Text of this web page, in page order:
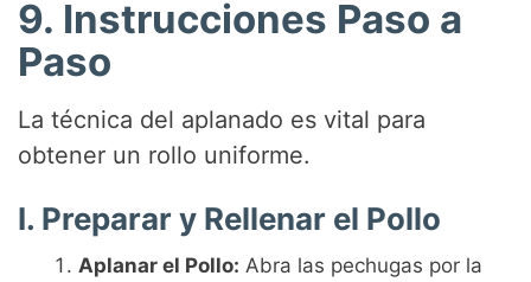
9. Instrucciones Paso a
Paso
La técnica del aplanado es vital para
obtener un rollo uniforme.
I. Preparar y Rellenar el Pollo
Aplanar el Pollo: Abra las pechugas por la